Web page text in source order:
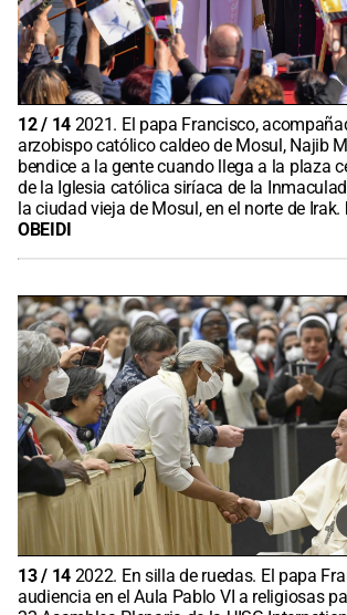
12/ 14 2021. El papa Francisco,
arzobispo católico caldeo de Mosul, Najib
bendice a la gente cuando llega a la plaza
de la Iglesia católica siríaca de la
la ciudad vieja de Mosul, en el norte de Irak.
OBEIDI
13/ 14 2022. En silla de ruedas. El papa
audiencia en el Aula Pablo VI a religiosas